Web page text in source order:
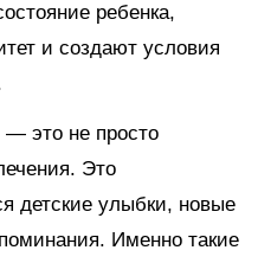
ребенка,
и создают условия
— это не просто
Это
детские улыбки, новые
Именно такие